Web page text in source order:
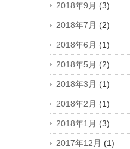
2018年9月 (3)
2018年7月 (2)
2018年6月 (1)
2018年5月 (2)
2018年3月 (1)
2018年2月 (1)
2018年1月 (3)
2017年12月 (1)